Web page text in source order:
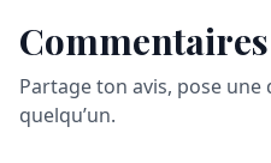
Commentaires
Partage ton avis, pose
quelqu’un.